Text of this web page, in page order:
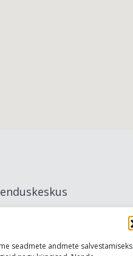
seadmete andmete salvestamiseks